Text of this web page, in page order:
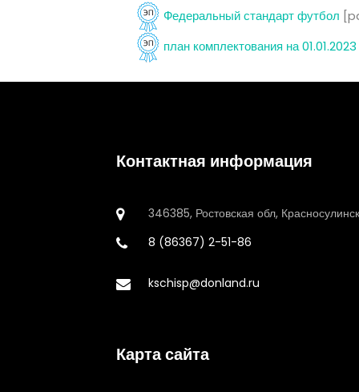
Федеральный стандарт футбол
план комплектования на 01.01.2023
Контактная информация
346385, Ростовская обл,
8 (86367) 2-51-86
kschisp@donland.ru
Карта сайта